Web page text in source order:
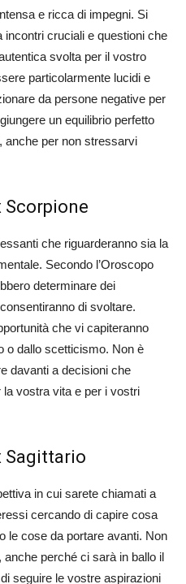
e ricca di impegni. Si
cruciali e questioni che
svolta per il vostro
particolarmente lucidi e
da persone negative per
un equilibrio perfetto
anche per non stressarvi
Scorpione
che riguarderanno sia la
Secondo l’Oroscopo
determinare dei
di svoltare.
che vi capiteranno
o dallo scetticismo. Non è
davanti a decisioni che
vostra vita e per i vostri
Sagittario
in cui sarete chiamati a
cercando di capire cosa
le cose da portare avanti. Non
perché ci sarà in ballo il
seguire le vostre aspirazioni